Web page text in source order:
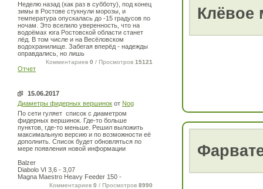
Неделю назад (как раз в субботу), под конец
зимы в Ростове стукнули морозы, и
температура опускалась до -15 градусов по
ночам. Это вселило уверенность, что на
водоёмах юга Ростовской области станет
лёд. В том числе и на Весёловском
водохранилище. Забегая вперёд - надежды
оправдались, но лишь
Комментариев 0 / Просмотров 15121
Отчет
15.06.2017
Диаметры фидерных вершинок от Nog
По сети гуляет список с диаметром
фидерных вершинок. Где-то больше
пунктов, где-то меньше. Решил выложить
максимальную версию и по возможности её
дополнить. Список будет обновляться по
мере появления новой информации
Balzer
Diabolo VI 3,6 - 3,07
Magna Maestro Heavy Feeder 150 -
Комментариев 0 / Просмотров 8990
Клёвое